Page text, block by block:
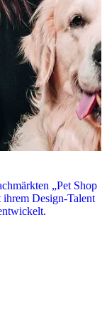
„Pet Shop
Design-Talent